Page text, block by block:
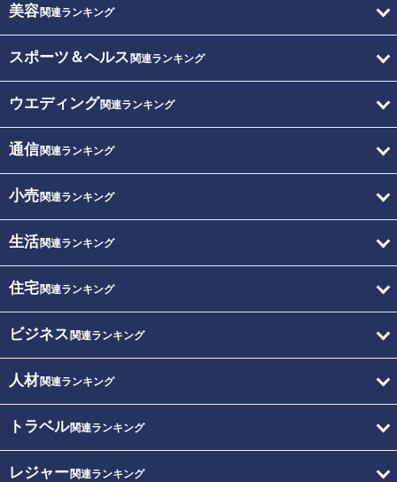
美容関連ランキング
スポーツ＆ヘルス 関連ランキング
ウエディング関連ランキング
通信関連ランキング
小売関連ランキング
生活関連ランキング
住宅関連ランキング
ビジネス 関連ランキング
人材関連ランキング
トラベル関連ランキング
レジャー関連ランキング